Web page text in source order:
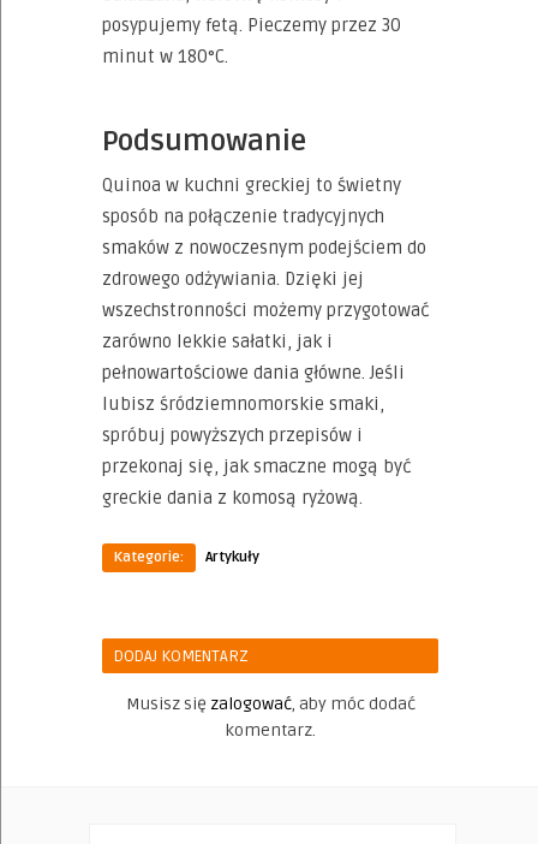
posypujemy fetą. Pieczemy przez 30
minut w 180°C.
Podsumowanie
Quinoa w kuchni greckiej to świetny
sposób na połączenie tradycyjnych
smaków z nowoczesnym podejściem do
zdrowego odżywiania. Dzięki jej
wszechstronności możemy przygotować
zarówno lekkie sałatki, jak i
pełnowartościowe dania główne. Jeśli
lubisz śródziemnomorskie smaki,
spróbuj powyższych przepisów i
przekonaj się, jak smaczne mogą być
greckie dania z komosą ryżową.
Kategorie: Artykuły
DODAJ KOMENTARZ
Musisz się zalogować, aby móc dodać
komentarz.